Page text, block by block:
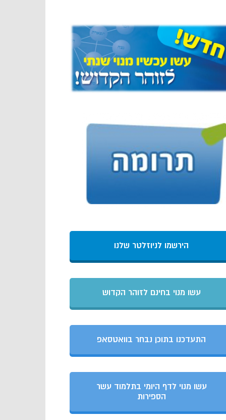
הירשמו לניוזלטר שלנו
עשו מנוי בחינם לזוהר הקדוש
התעדכנו בתוכן נבחר בוואטסאפ
עשו מנוי לדף היומי בתלמוד עשר
הספירות